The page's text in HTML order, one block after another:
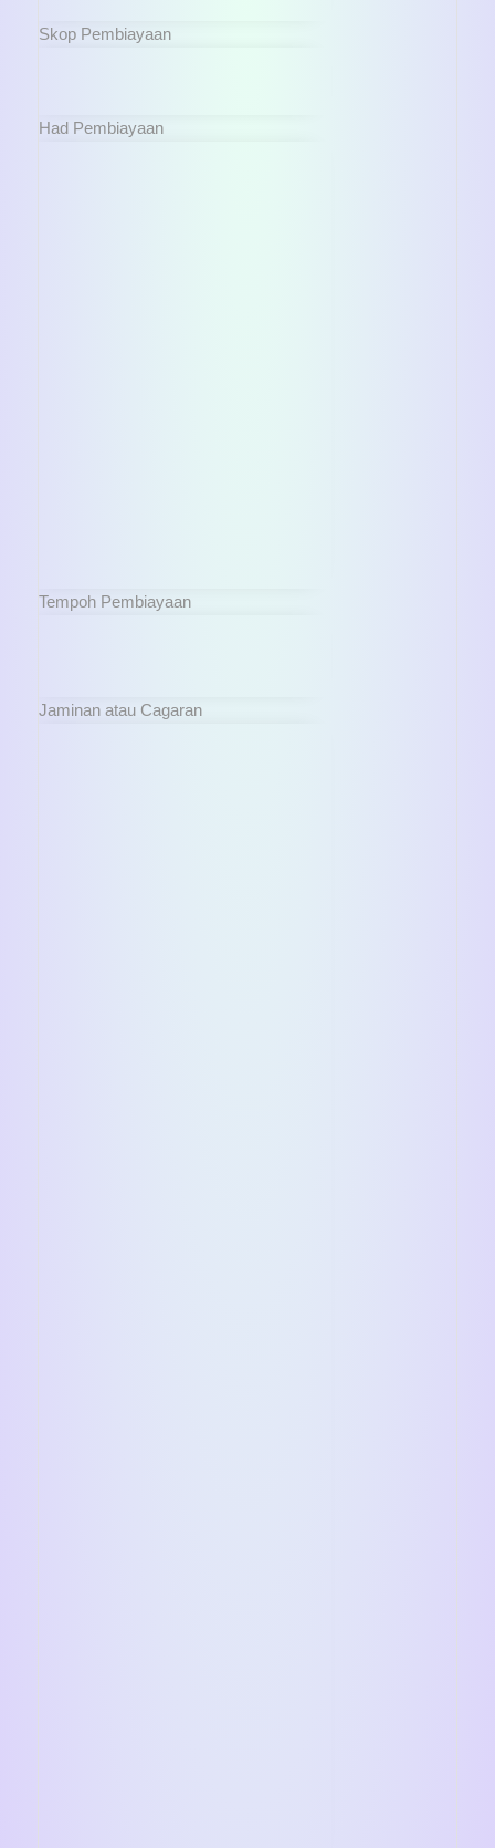
Skop Pembiayaan
Had Pembiayaan
Tempoh Pembiayaan
Jaminan atau Cagaran